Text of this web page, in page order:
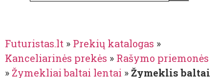
Futuristas.lt » Prekių katalogas »
Kanceliarinės prekės » Rašymo priemonės
» Žymekliai baltai lentai »Žymeklis baltai